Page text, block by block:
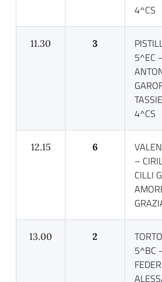
4^CS
11.30 3
5^EC
4^CS
12.15 6
–
CILLI
13.00 2
5^BC